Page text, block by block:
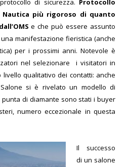
di sicurezza. Protocollo
più rigoroso di quanto
e che può essere assunto
manifestazione fieristica (anche
per i prossimi anni. Notevole è
nel selezionare i visitatori in
qualitativo dei contatti: anche
si è rivelato un modello di
di diamante sono stati i buyer
numero eccezionale in questa
Il successo
di un salone